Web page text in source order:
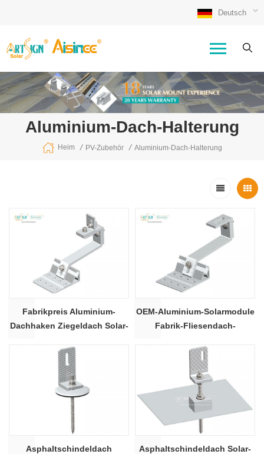
Deutsch
Aluminium-Dach-Halterung
Heim / PV-Zubehör / Aluminium-Dach-Halterung
Fabrikpreis Aluminium-
Dachhaken Ziegeldach Solar-
OEM-Aluminium-Solarmodule
Fabrik-Fliesendach-
Asphaltschindeldach
Asphaltschindeldach Solar-